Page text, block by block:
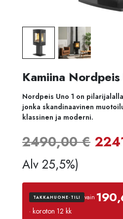
Kamiina Nordpeis
Nordpeis Uno 1 on
jonka skandinaavinen
klassinen ja moderni.
2490,00€
oli:
Alv 25,5%)
TAKKAHUONE-TILI vain
· koroton 12 kk